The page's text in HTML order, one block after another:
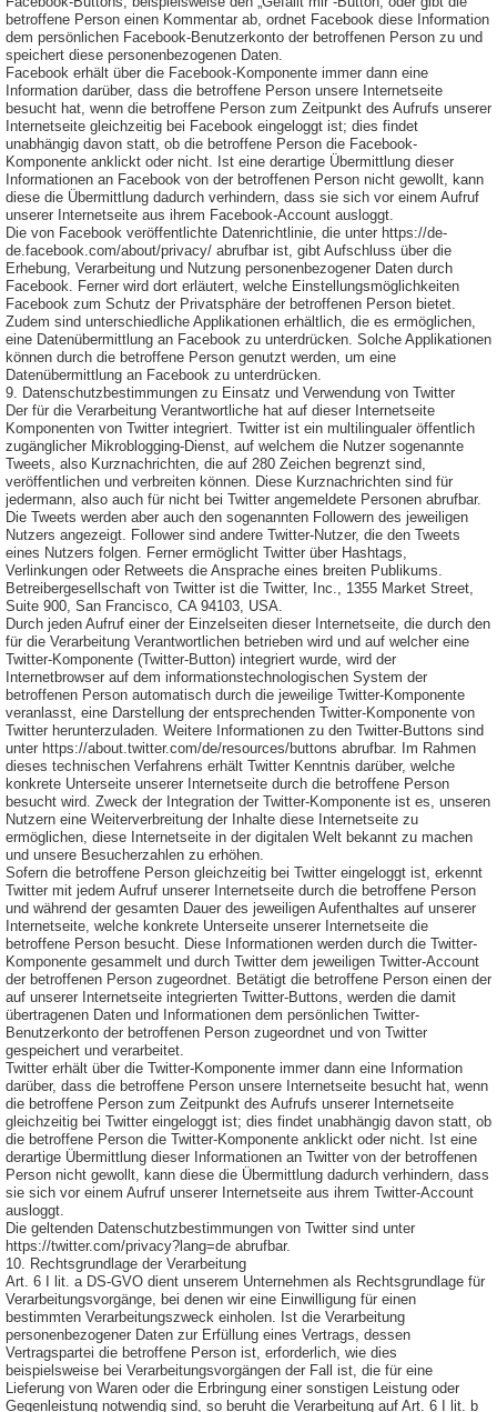
betroffene Person einen Kommentar ab, ordnet Facebook diese Information
dem persönlichen Facebook-Benutzerkonto der betroffenen Person zu und
speichert diese personenbezogenen Daten.
Facebook erhält über die Facebook-Komponente immer dann eine
Information darüber, dass die betroffene Person unsere Internetseite
besucht hat, wenn die betroffene Person zum Zeitpunkt des Aufrufs unserer
Internetseite gleichzeitig bei Facebook eingeloggt ist; dies findet
unabhängig davon statt, ob die betroffene Person die Facebook-
Komponente anklickt oder nicht. Ist eine derartige Übermittlung dieser
Informationen an Facebook von der betroffenen Person nicht gewollt, kann
diese die Übermittlung dadurch verhindern, dass sie sich vor einem Aufruf
unserer Internetseite aus ihrem Facebook-Account ausloggt.
Die von Facebook veröffentlichte Datenrichtlinie, die unter https://de-
de.facebook.com/about/privacy/ abrufbar ist, gibt Aufschluss über die
Erhebung, Verarbeitung und Nutzung personenbezogener Daten durch
Facebook. Ferner wird dort erläutert, welche Einstellungsmöglichkeiten
Facebook zum Schutz der Privatsphäre der betroffenen Person bietet.
Zudem sind unterschiedliche Applikationen erhältlich, die es ermöglichen,
eine Datenübermittlung an Facebook zu unterdrücken. Solche Applikationen
können durch die betroffene Person genutzt werden, um eine
Datenübermittlung an Facebook zu unterdrücken.
9. Datenschutzbestimmungen zu Einsatz und Verwendung von Twitter
Der für die Verarbeitung Verantwortliche hat auf dieser Internetseite
Komponenten von Twitter integriert. Twitter ist ein multilingualer öffentlich
zugänglicher Mikroblogging-Dienst, auf welchem die Nutzer sogenannte
Tweets, also Kurznachrichten, die auf 280 Zeichen begrenzt sind,
veröffentlichen und verbreiten können. Diese Kurznachrichten sind für
jedermann, also auch für nicht bei Twitter angemeldete Personen abrufbar.
Die Tweets werden aber auch den sogenannten Followern des jeweiligen
Nutzers angezeigt. Follower sind andere Twitter-Nutzer, die den Tweets
eines Nutzers folgen. Ferner ermöglicht Twitter über Hashtags,
Verlinkungen oder Retweets die Ansprache eines breiten Publikums.
Betreibergesellschaft von Twitter ist die Twitter, Inc., 1355 Market Street,
Suite 900, San Francisco, CA 94103, USA.
Durch jeden Aufruf einer der Einzelseiten dieser Internetseite, die durch den
für die Verarbeitung Verantwortlichen betrieben wird und auf welcher eine
Twitter-Komponente (Twitter-Button) integriert wurde, wird der
Internetbrowser auf dem informationstechnologischen System der
betroffenen Person automatisch durch die jeweilige Twitter-Komponente
veranlasst, eine Darstellung der entsprechenden Twitter-Komponente von
Twitter herunterzuladen. Weitere Informationen zu den Twitter-Buttons sind
unter https://about.twitter.com/de/resources/buttons abrufbar. Im Rahmen
dieses technischen Verfahrens erhält Twitter Kenntnis darüber, welche
konkrete Unterseite unserer Internetseite durch die betroffene Person
besucht wird. Zweck der Integration der Twitter-Komponente ist es, unseren
Nutzern eine Weiterverbreitung der Inhalte diese Internetseite zu
ermöglichen, diese Internetseite in der digitalen Welt bekannt zu machen
und unsere Besucherzahlen zu erhöhen.
Sofern die betroffene Person gleichzeitig bei Twitter eingeloggt ist, erkennt
Twitter mit jedem Aufruf unserer Internetseite durch die betroffene Person
und während der gesamten Dauer des jeweiligen Aufenthaltes auf unserer
Internetseite, welche konkrete Unterseite unserer Internetseite die
betroffene Person besucht. Diese Informationen werden durch die Twitter-
Komponente gesammelt und durch Twitter dem jeweiligen Twitter-Account
der betroffenen Person zugeordnet. Betätigt die betroffene Person einen der
auf unserer Internetseite integrierten Twitter-Buttons, werden die damit
übertragenen Daten und Informationen dem persönlichen Twitter-
Benutzerkonto der betroffenen Person zugeordnet und von Twitter
gespeichert und verarbeitet.
Twitter erhält über die Twitter-Komponente immer dann eine Information
darüber, dass die betroffene Person unsere Internetseite besucht hat, wenn
die betroffene Person zum Zeitpunkt des Aufrufs unserer Internetseite
gleichzeitig bei Twitter eingeloggt ist; dies findet unabhängig davon statt, ob
die betroffene Person die Twitter-Komponente anklickt oder nicht. Ist eine
derartige Übermittlung dieser Informationen an Twitter von der betroffenen
Person nicht gewollt, kann diese die Übermittlung dadurch verhindern, dass
sie sich vor einem Aufruf unserer Internetseite aus ihrem Twitter-Account
ausloggt.
Die geltenden Datenschutzbestimmungen von Twitter sind unter
https://twitter.com/privacy?lang=de abrufbar.
10. Rechtsgrundlage der Verarbeitung
Art. 6 I lit. a DS-GVO dient unserem Unternehmen als Rechtsgrundlage für
Verarbeitungsvorgänge, bei denen wir eine Einwilligung für einen
bestimmten Verarbeitungszweck einholen. Ist die Verarbeitung
personenbezogener Daten zur Erfüllung eines Vertrags, dessen
Vertragspartei die betroffene Person ist, erforderlich, wie dies
beispielsweise bei Verarbeitungsvorgängen der Fall ist, die für eine
Lieferung von Waren oder die Erbringung einer sonstigen Leistung oder
Gegenleistung notwendig sind, so beruht die Verarbeitung auf Art. 6 I lit. b